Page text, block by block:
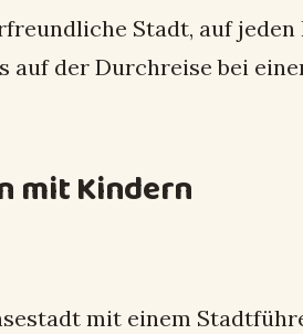
Stadt, auf
auf der Durchreise bei
mit Kindern
mit einem